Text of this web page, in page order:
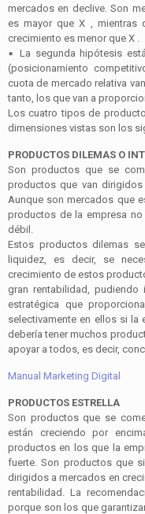
mercados en declive. Son
es mayor queX
,
crecimiento es menor que X
▪La segunda hipótesis
(posicionamiento
cuota de mercado relativa
tanto, los que van a
Los cuatro tipos de
dimensiones vistas son los
PRODUCTOS DILEMAS O
Son productos que se
productos que van
Aunque son mercados que
productos de la empresa
débil.
Estos productos dilemas
liquidez, es decir, se
crecimiento de estos
gran rentabilidad, pudiendo
estratégica
que
selectivamente en ellos si la
debería tener muchos
apoyar a todos, es decir,
Manual Marketing Digital
PRODUCTOS ESTRELLA
Son productos que se
están creciendo por
productos en los que la
fuerte. Son productos que
dirigidos a mercados en
rentabilidad. La
porque son los que